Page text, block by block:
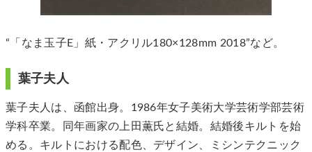
“「なま玉子E」紙・アクリル180×128mm 2018”など。
葉子夫人
葉子夫人は、函館出身。1986年女子美術大学芸術学部芸術
学科卒業。同年画家の上田薫氏と結婚。結婚後キルトを始
める。キルトにおける配色、デザイン、ミシンテクニック